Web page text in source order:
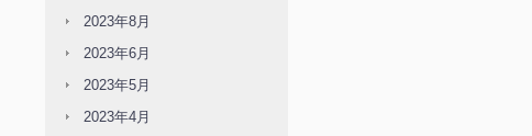
2023年8月
2023年6月
2023年5月
2023年4月